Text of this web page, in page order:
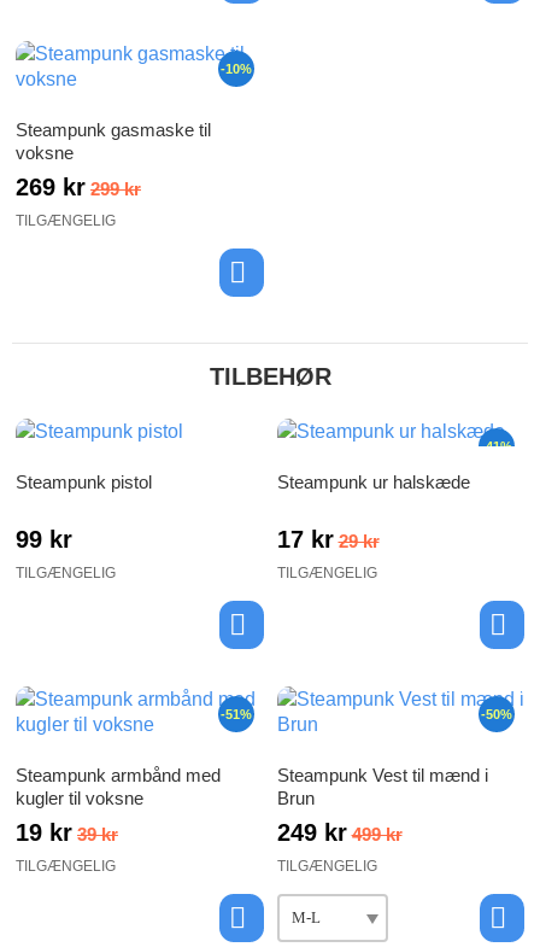
-10%
Steampunk gasmaske til
voksne
269 kr 299 kr
TILGÆNGELIG
TILBEHØR
Steampunk pistol
99 kr
TILGÆNGELIG
-41%
Steampunk ur halskæde
17 kr 29 kr
TILGÆNGELIG
-51%
Steampunk armbånd med
kugler til voksne
19 kr 39 kr
TILGÆNGELIG
-50%
Steampunk Vest til mænd i
Brun
249 kr 499 kr
TILGÆNGELIG